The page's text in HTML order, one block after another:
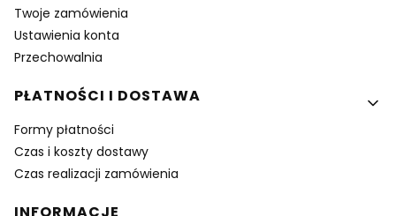
Twoje zamówienia
Ustawienia konta
Przechowalnia
PŁATNOŚCI I DOSTAWA
Formy płatności
Czas i koszty dostawy
Czas realizacji zamówienia